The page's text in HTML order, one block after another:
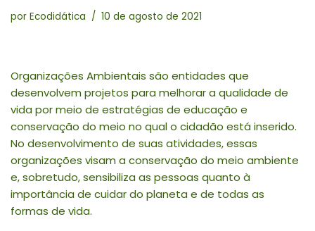
por Ecodidática 10 de agosto de 2021
Organizações Ambientais são entidades que
desenvolvem projetos para melhorar a qualidade de
vida por meio de estratégias de educação e
conservação do meio no qual o cidadão está inserido.
No desenvolvimento de suas atividades, essas
organizações visam a conservação do meio ambiente
e, sobretudo, sensibiliza as pessoas quanto à
importância de cuidar do planeta e de todas as
formas de vida.